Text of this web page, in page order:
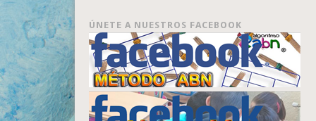
ÚNETE A NUESTROS FACEBOOK